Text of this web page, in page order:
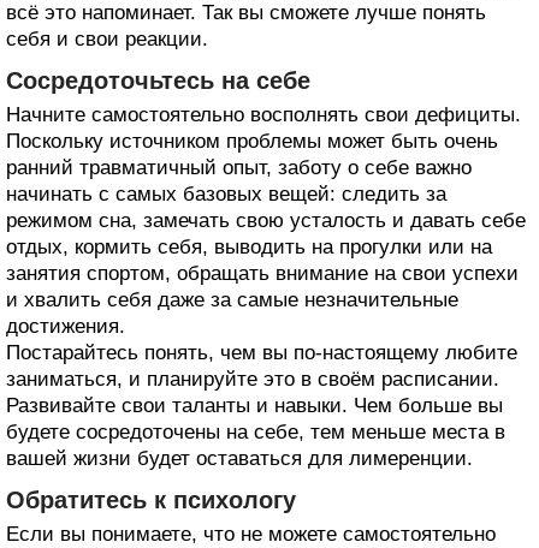
всё это напоминает. Так вы сможете лучше понять
себя и свои реакции.
Сосредоточьтесь на себе
Начните самостоятельно восполнять свои дефициты.
Поскольку источником проблемы может быть очень
ранний травматичный опыт, заботу о себе важно
начинать с самых базовых вещей: следить за
режимом сна, замечать свою усталость и давать себе
отдых, кормить себя, выводить на прогулки или на
занятия спортом, обращать внимание на свои успехи
и хвалить себя даже за самые незначительные
достижения.
Постарайтесь понять, чем вы по-настоящему любите
заниматься, и планируйте это в своём расписании.
Развивайте свои таланты и навыки. Чем больше вы
будете сосредоточены на себе, тем меньше места в
вашей жизни будет оставаться для лимеренции.
Обратитесь к психологу
Если вы понимаете, что не можете самостоятельно